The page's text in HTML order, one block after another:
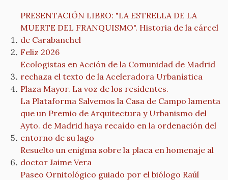
PRESENTACIÓN LIBRO: "LA ESTRELLA DE LA
MUERTE DEL FRANQUISMO". Historia de la cárcel
de Carabanchel
Feliz 2026
Ecologistas en Acción de la Comunidad de Madrid
rechaza el texto de la Aceleradora Urbanística
Plaza Mayor. La voz de los residentes.
La Plataforma Salvemos la Casa de Campo lamenta
que un Premio de Arquitectura y Urbanismo del
Ayto. de Madrid haya recaído en la ordenación del
entorno de su lago
Resuelto un enigma sobre la placa en homenaje al
doctor Jaime Vera
Paseo Ornitológico guiado por el biólogo Raúl